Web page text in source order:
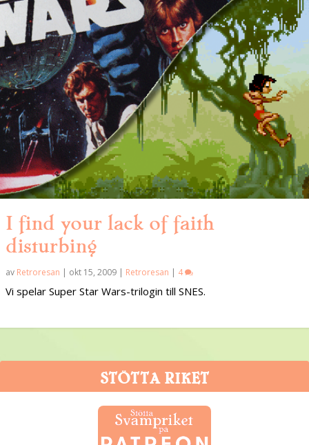
I find your lack of faith
disturbing
av Retroresan | okt 15, 2009 | Retroresan | 4
Vi spelar Super Star Wars-trilogin till SNES.
STÖTTA RIKET